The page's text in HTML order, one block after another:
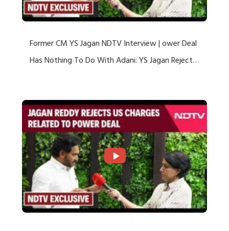
Former CM YS Jagan NDTV Interview | ower Deal
Has Nothing To Do With Adani: YS Jagan Rejects